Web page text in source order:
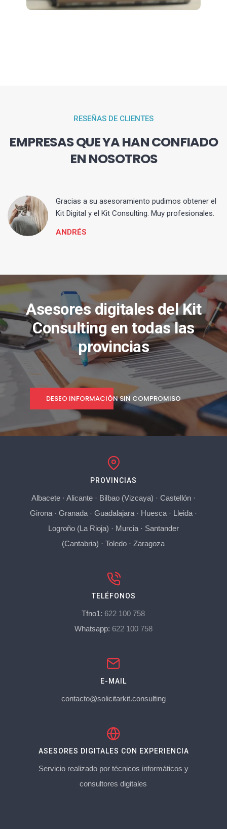
RESEÑAS DE CLIENTES
EMPRESAS QUE YA HAN CONFIADO
EN NOSOTROS
Gracias a su asesoramiento pudimos obtener el
Kit Digital y el Kit Consulting. Muy profesionales.
ANDRÉS
Asesores digitales del Kit
Consulting en todas las
provincias
DESEO INFORMACIÓN SIN COMPROMISO
PROVINCIAS
Albacete· Alicante· Bilbao (Vizcaya) · Castellón·
Girona· Granada· Guadalajara· Huesca· Lleida·
Logroño (La Rioja) · Murcia· Santander
(Cantabria) ·Toledo ·Zaragoza
TELÉFONOS
Tfno1: 622 100 758
Whatsapp: 622 100 758
E-MAIL
contacto@solicitarkit.consulting
ASESORES DIGITALES CON EXPERIENCIA
Servicio realizado por técnicos informáticos y
consultores digitales